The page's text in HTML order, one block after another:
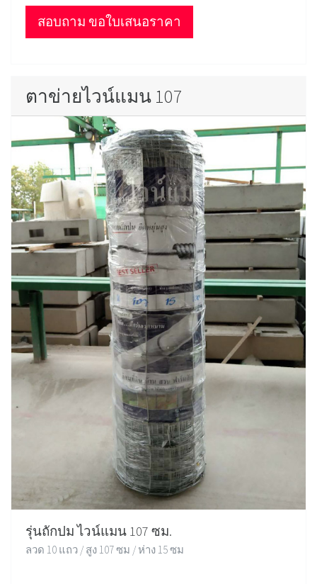
สอบถาม ขอใบเสนอราคา
ตาข่ายไวน์แมน 107
รุ่นถักปม ไวน์แมน 107 ซม.
ลวด 10 แถว / สูง 107 ซม / ห่าง 15 ซม